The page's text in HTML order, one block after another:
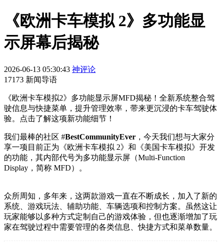
《欧洲卡车模拟 2》多功能显
示屏幕后揭秘
2026-06-13 05:30:43 神评论
17173 新闻导语
《欧洲卡车模拟2》多功能显示屏MFD揭秘！全新系统整合驾
驶信息与快捷菜单，提升管理效率，带来更沉浸的卡车驾驶体
验。点击了解这项新功能细节！
我们最棒的社区 #BestCommunityEver ，今天我们想与大家分
享一项目前正为《欧洲卡车模拟 2》和《美国卡车模拟》开发
的功能，其内部代号为多功能显示屏（Multi-Function
Display，简称 MFD）。
众所周知，多年来，这两款游戏一直在不断成长，加入了新的
系统、游戏玩法、辅助功能、车辆选项和控制方案。虽然这让
玩家能够以多种方式定制自己的游戏体验，但也逐渐增加了玩
家在驾驶过程中需要管理的各类信息、快捷方式和菜单数量。